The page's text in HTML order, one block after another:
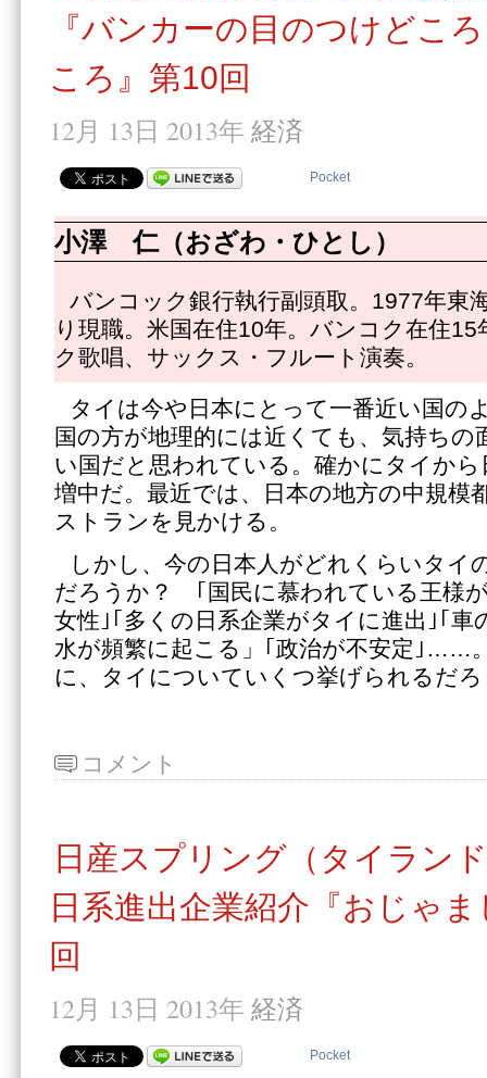
『バンカーの目のつけどこ
ころ』第10回
12月 13日 2013年 経済
Pocket
小澤 仁（おざわ・ひとし）
バンコック銀行執行副頭取。1977年東
り現職。米国在住10年。バンコク在住
ク歌唱、サックス・フルート演奏。
タイは今や日本にとって一番近い国の
国の方が地理的には近くても、気持ちの
い国だと思われている。確かにタイか
増中だ。最近では、日本の地方の中規模
ストランを見かける。
しかし、今の日本人がどれくらいタイ
だろうか？ ｢国民に慕われている王様
女性｣｢多くの日系企業がタイに進出｣｢車
水が頻繁に起こる」｢政治が不安定｣……
に、タイについていくつ挙げられるだ
コメント
日産スプリング（タイラン
日系進出企業紹介『おじゃ
回
12月 13日 2013年 経済
Pocket